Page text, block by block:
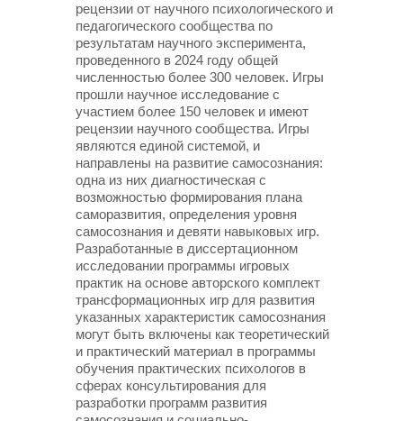
рецензии от научного психологического и
педагогического сообщества по
результатам научного эксперимента,
проведенного в 2024 году общей
численностью более 300 человек. Игры
прошли научное исследование с
участием более 150 человек и имеют
рецензии научного сообщества. Игры
являются единой системой, и
направлены на развитие самосознания:
одна из них диагностическая с
возможностью формирования плана
саморазвития, определения уровня
самосознания и девяти навыковых игр.
Разработанные в диссертационном
исследовании программы игровых
практик на основе авторского комплект
трансформационных игр для развития
указанных характеристик самосознания
могут быть включены как теоретический
и практический материал в программы
обучения практических психологов в
сферах консультирования для
разработки программ развития